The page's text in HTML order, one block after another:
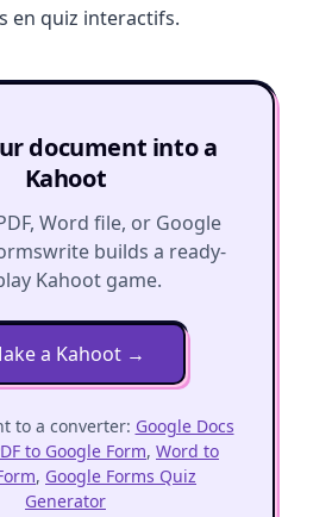
en quiz interactifs.
document into a
Kahoot
Word file, or Google
builds a ready-
Kahoot game.
a Kahoot →
to a converter: Google Docs
to Google Form, Word to
, Google Forms Quiz
Generator